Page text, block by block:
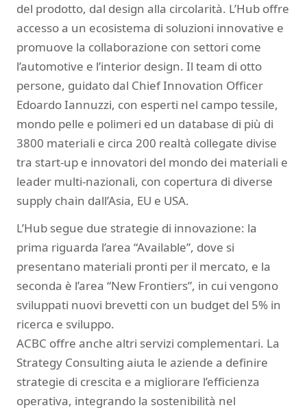
del prodotto, dal design alla circolarità. L’Hub offre
accesso a un ecosistema di soluzioni innovative e
promuove la collaborazione con settori come
l’automotive e l’interior design. Il team di otto
persone, guidato dal Chief Innovation Officer
Edoardo Iannuzzi, con esperti nel campo tessile,
mondo pelle e polimeri ed un database di più di
3800 materiali e circa 200 realtà collegate divise
tra start-up e innovatori del mondo dei materiali e
leader multi-nazionali, con copertura di diverse
supply chain dall’Asia, EU e USA.
L’Hub segue due strategie di innovazione: la
prima riguarda l’area “Available”, dove si
presentano materiali pronti per il mercato, e la
seconda è l’area “New Frontiers”, in cui vengono
sviluppati nuovi brevetti con un budget del 5% in
ricerca e sviluppo.
ACBC offre anche altri servizi complementari. La
Strategy Consulting aiuta le aziende a definire
strategie di crescita e a migliorare l’efficienza
operativa, integrando la sostenibilità nel